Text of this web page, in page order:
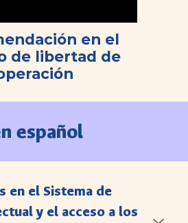
en el
de libertad de
español
en el Sistema de
y el acceso a los